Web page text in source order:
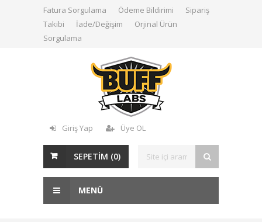
Fatura Sorgulama Ödeme Bildirimi
Sipariş
Takibi
İade/Değişim
Orjinal Ürün
Sorgulama
Giriş Yap Üye OL
SEPETİM (0)
MENÜ